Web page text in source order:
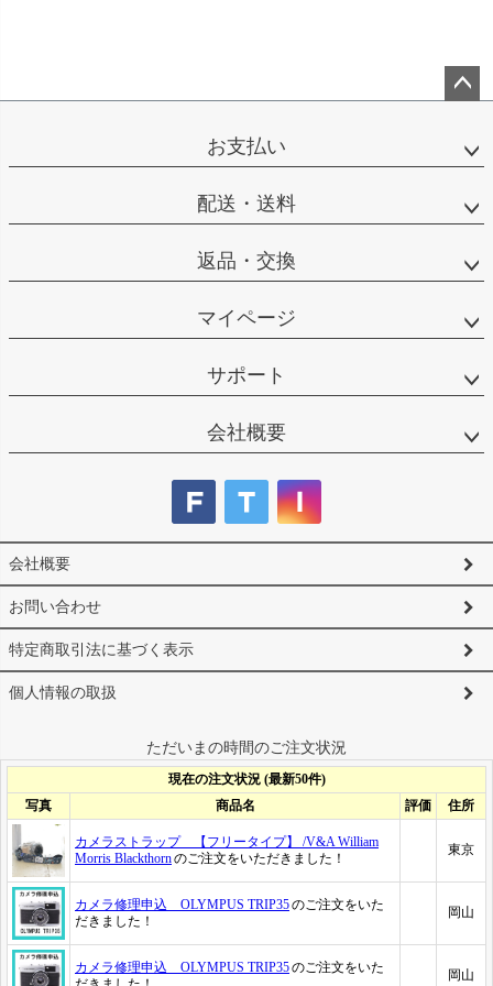
ップ
お支払い
配送・送料
返品・交換
マイページ
サポート
会社概要
会社概要
お問い合わせ
特定商取引法に基づく表示
個人情報の取扱
ただいまの時間のご注文状況